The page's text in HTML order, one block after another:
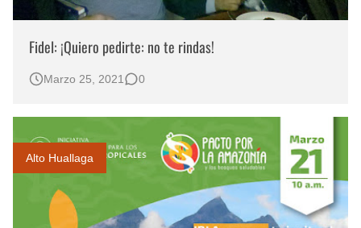
Fidel: ¡Quiero pedirte: no te rindas!
Marzo 25, 2021 0
Alto Huallaga